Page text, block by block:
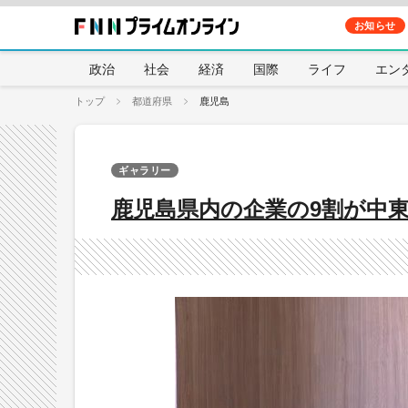
お知らせ
政治 社会 経済 国際 ライフ エン
トップ 都道府県 鹿児島
鹿児島県内の企業の9割が
ギャラリー